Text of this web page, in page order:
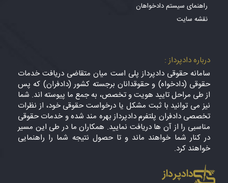
راهنمای سیستم دادخواهان
نقشه سایت
درباره دادپرداز :
سامانه حقوقی دادپرداز پلی است میان متقاضی دریافت خدمات
حقوقی (دادخواه) و حقوقدانان برجسته کشور (دادفران) که پس
از طی مراحل تایید هویت و تخصص، به جمع ما پیوسته اند. شما
نیز می توانید با ثبت مشکل یا درخواست حقوقی خود، از نظرات
تخصصی دادفران پلتفرم دادپرداز بهره مند شده و خدمات حقوقی
مناسبی را از آن ها دریافت نمایید. همکاران ما در طی این مسیر
در کنار شما خواهند ماند و تا حصول نتیجه شما را راهنمایی
خواهند کرد.
دادپرداز